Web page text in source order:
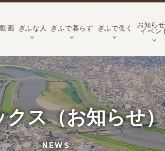
画 ぎふな人 ぎふで暮らす ぎふで働く
お知ら
イベン
クス（お知らせ）
NEWS